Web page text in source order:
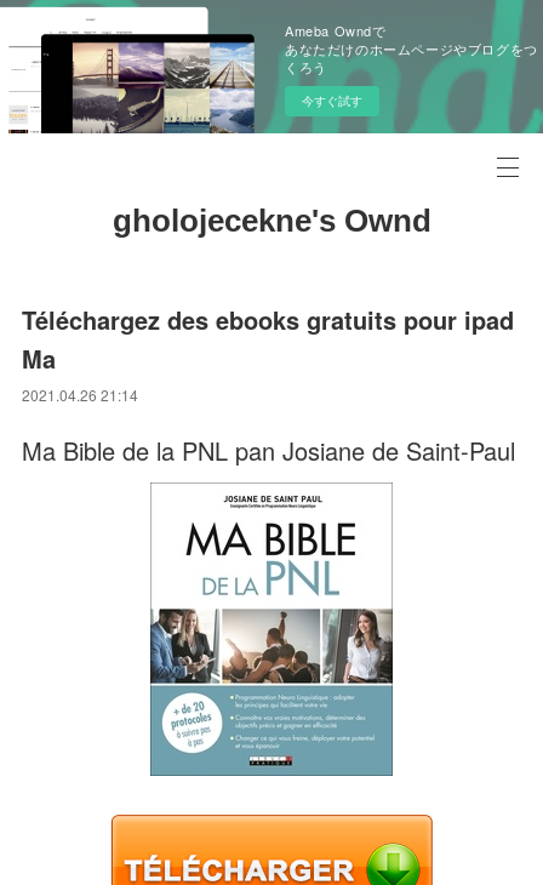
Ameba Owndで
あなただけのホームページやブログをつ
くろう
今すぐ試す
gholojecekne's Ownd
Téléchargez des ebooks gratuits pour ipad
Ma
2021.04.26 21:14
Ma Bible de la PNL pan Josiane de Saint-Paul